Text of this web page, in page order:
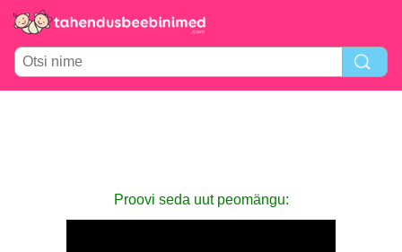
Proovi seda uut peomängu: